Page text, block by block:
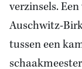
verzinsels.
Auschwitz-
tussen een